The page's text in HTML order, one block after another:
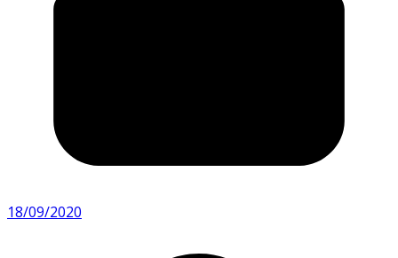
18/09/2020